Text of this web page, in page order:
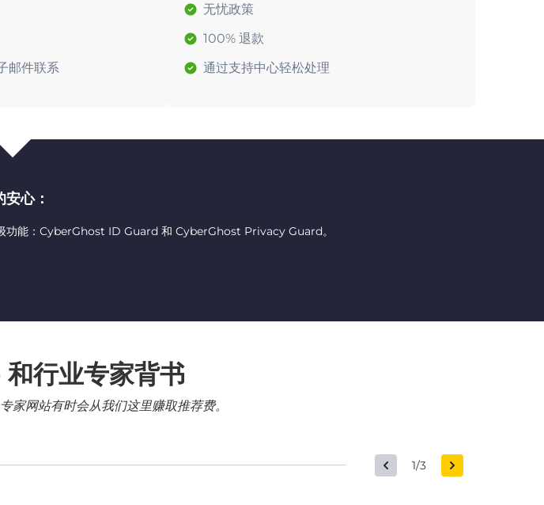
邮件联系
无忧政策
100% 退款
通过支持中心轻松处理
心：
功能：CyberGhost ID Guard 和 CyberGhost Privacy Guard。
行业专家背书
家网站有时会从我们这里赚取推荐费。
1/3